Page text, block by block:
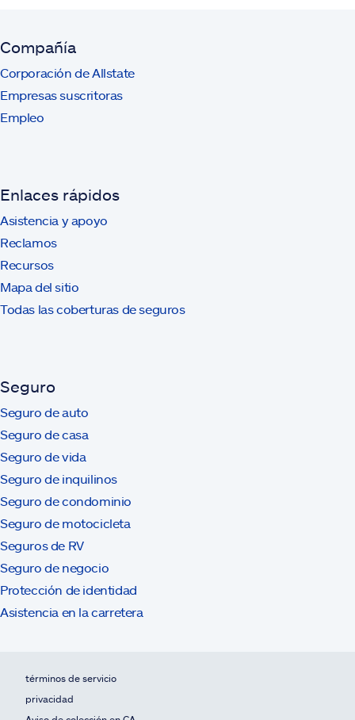
Compañía
Corporación de Allstate
Empresas suscritoras
Empleo
Enlaces rápidos
Asistencia y apoyo
Reclamos
Recursos
Mapa del sitio
Todas las coberturas de seguros
Seguro
Seguro de auto
Seguro de casa
Seguro de vida
Seguro de inquilinos
Seguro de condominio
Seguro de motocicleta
Seguros de RV
Seguro de negocio
Protección de identidad
Asistencia en la carretera
términos de servicio
privacidad